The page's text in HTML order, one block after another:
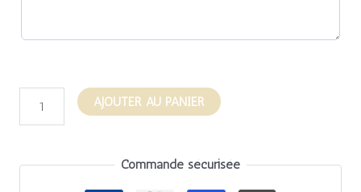
AJOUTER AU PANIER
Commande sécurisée